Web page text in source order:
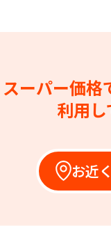
スーパー価格
利用
お近